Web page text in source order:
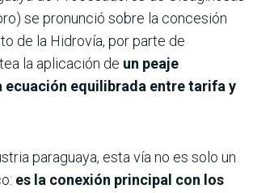
se pronunció sobre la concesión
de la Hidrovía, por parte de
la aplicación de un peaje
ecuación equilibrada entre tarifa y
paraguaya, esta vía no es solo un
es la conexión principal con los